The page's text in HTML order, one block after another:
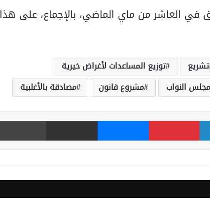
العاشر من ماي الماضي، بالإجماع، على هذا
تشريع
توزيع المساعدات لأغراض خيرية
مجلس النواب مشروع قانون مصادقة بالأغلبية
لينكدإن بينتيريست ماسنجر مشاركة عبر البريد